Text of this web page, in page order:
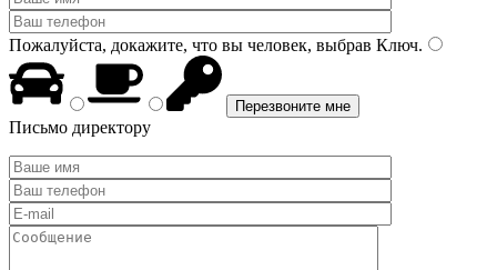
Пожалуйста, докажите, что вы человек, выбрав Ключ.
Письмо директору